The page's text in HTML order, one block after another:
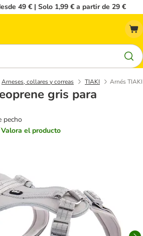
49 € | Solo 1,99 € a partir de 29 €
Arneses, collares y correas TIAKI Arnés
gris para
pecho
Valora el producto